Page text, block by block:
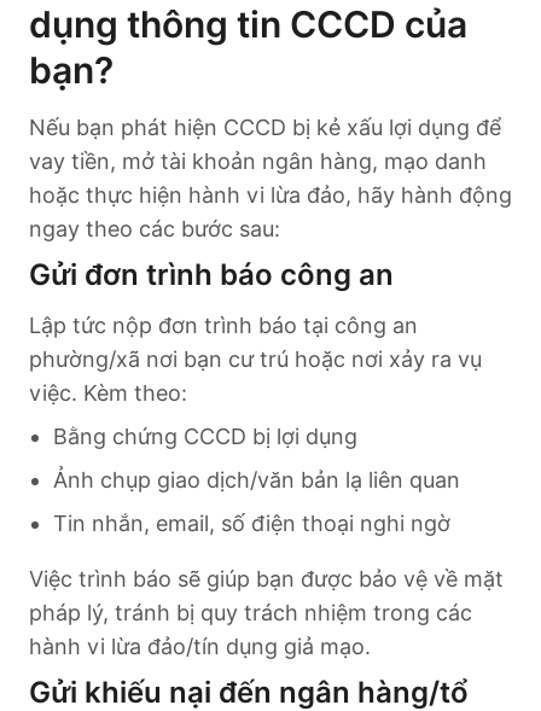
dụng thông tin CCCD của
bạn?
Nếu bạn phát hiện CCCD bị kẻ xấu lợi dụng để
vay tiền, mở tài khoản ngân hàng, mạo danh
hoặc thực hiện hành vi lừa đảo, hãy hành động
ngay theo các bước sau:
Gửi đơn trình báo công an
Lập tức nộp đơn trình báo tại công an
phường/xã nơi bạn cư trú hoặc nơi xảy ra vụ
việc. Kèm theo:
Bằng chứng CCCD bị lợi dụng
Ảnh chụp giao dịch/văn bản lạ liên quan
Tin nhắn, email, số điện thoại nghi ngờ
Việc trình báo sẽ giúp bạn được bảo vệ về mặt
pháp lý, tránh bị quy trách nhiệm trong các
hành vi lừa đảo/tín dụng giả mạo.
Gửi khiếu nại đến ngân hàng/tổ